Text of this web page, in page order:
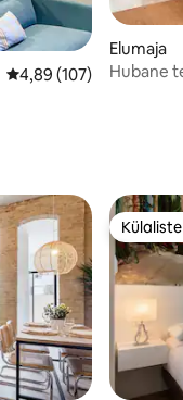
Keskmine hinnang
4,89 (107)
Elumaja
Hubane